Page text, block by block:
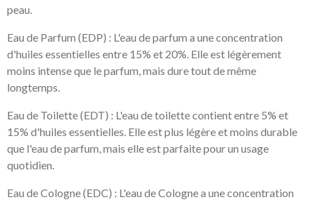
peau.
Eau de Parfum (EDP) : L'eau de parfum a une concentration
d'huiles essentielles entre 15% et 20%. Elle est légèrement
moins intense que le parfum, mais dure tout de même
longtemps.
Eau de Toilette (EDT) : L'eau de toilette contient entre 5% et
15% d'huiles essentielles. Elle est plus légère et moins durable
que l'eau de parfum, mais elle est parfaite pour un usage
quotidien.
Eau de Cologne (EDC) : L'eau de Cologne a une concentration